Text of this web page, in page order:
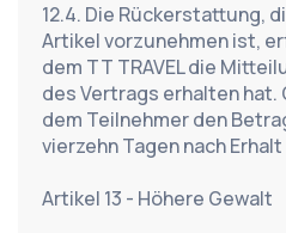
12.4. Die Rückerstattung,
Artikel vorzunehmen ist,
dem TT TRAVEL die
des Vertrags erhalten hat.
dem Teilnehmer den
vierzehn Tagen nach
Artikel 13 - Höhere Gewalt